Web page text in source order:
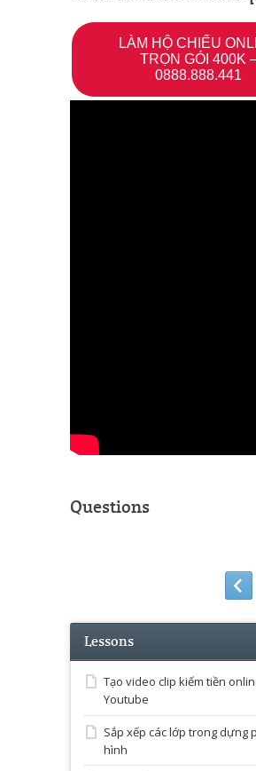
LÀM HỘ CHIẾU
TRỌN GÓI 400K
0888.888.441
Questions
Lessons
Tạo video clip kiếm tiền
Youtube
Sắp xếp các lớp trong dựng
hình